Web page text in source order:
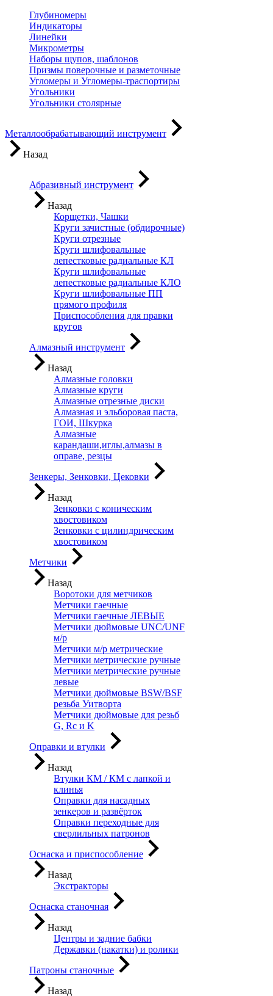
Глубиномеры
Индикаторы
Линейки
Микрометры
Наборы щупов, шаблонов
Призмы поверочные и разметочные
Угломеры и Угломеры-траспортиры
Угольники
Угольники столярные
Металлообрабатывающий инструмент
Назад
Абразивный инструмент
Назад
Корщетки, Чашки
Круги зачистные (обдирочные)
Круги отрезные
Круги шлифовальные
лепестковые радиальные КЛ
Круги шлифовальные
лепестковые радиальные КЛО
Круги шлифовальные ПП
прямого профиля
Приспособления для правки
кругов
Алмазный инструмент
Назад
Алмазные головки
Алмазные круги
Алмазные отрезные диски
Алмазная и эльборовая паста,
ГОИ, Шкурка
Алмазные
карандаши,иглы,алмазы в
оправе, резцы
Зенкеры, Зенковки, Цековки
Назад
Зенковки с коническим
хвостовиком
Зенковки с цилиндрическим
хвостовиком
Метчики
Назад
Воротоки для метчиков
Метчики гаечные
Метчики гаечные ЛЕВЫЕ
Метчики дюймовые UNC/UNF
м/р
Метчики м/р метрические
Метчики метрические ручные
Метчики метрические ручные
левые
Метчики дюймовые BSW/BSF
резьба Уитворта
Метчики дюймовые для резьб
G, Rc и K
Оправки и втулки
Назад
Втулки КМ / КМ с лапкой и
клинья
Оправки для насадных
зенкеров и развёрток
Оправки переходные для
сверлильных патронов
Оснаска и приспособление
Назад
Экстракторы
Оснаска станочная
Назад
Центры и задние бабки
Державки (накатки) и ролики
Патроны станочные
Назад